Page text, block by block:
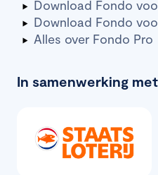
Download Fondo
Download Fondo
Alles over Fondo Pro
In samenwerking